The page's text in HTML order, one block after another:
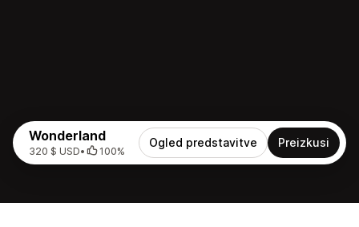
Wonderland
320 $ USD• 100%
Ogled predstavitve Preizkusi